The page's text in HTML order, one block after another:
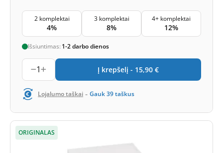
2 komplektai
4%
3 komplektai
8%
4+ komplektai
12%
Išsiuntimas: 1-2 darbo dienos
1 Į krepšelį - 15,90 €
Lojalumo taškai - Gauk39taškus
ORIGINALAS